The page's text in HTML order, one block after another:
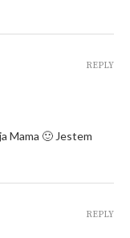
Mama 🙂 Jestem
REPLY
REPLY